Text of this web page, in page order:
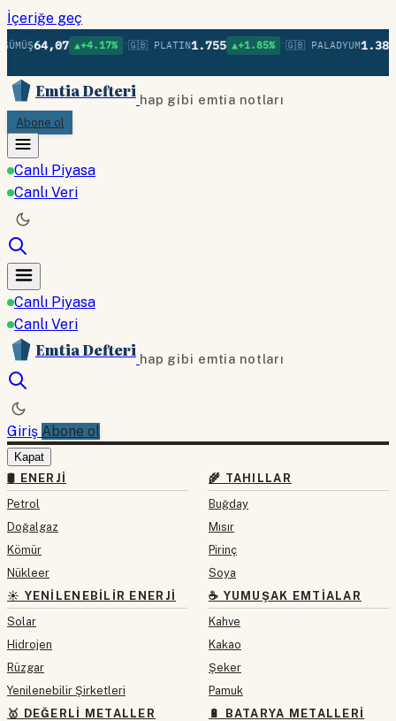
İçeriğe geç
64,07 ▲+4.17% •🇬🇧 PLATIN1.755 ▲+1.85% •🇬🇧 PALADYUM1.380
Emtia Defteri hap gibi emtia notları
Abone ol
Canlı Piyasa
Canlı Veri
Canlı Piyasa
Canlı Veri
Emtia Defteri hap gibi emtia notları
Giriş Abone ol
Kapat
🛢 ENERJI
Petrol
Doğalgaz
Kömür
Nükleer
☀️ YENILENEBILIR ENERJI
Solar
Hidrojen
Rüzgar
Yenilenebilir Şirketleri
🥇 DEĞERLI METALLER
🌾 TAHILLAR
Buğday
Mısır
Pirinç
Soya
☕ YUMUŞAK EMTIALAR
Kahve
Kakao
Şeker
Pamuk
🔋 BATARYA METALLERI